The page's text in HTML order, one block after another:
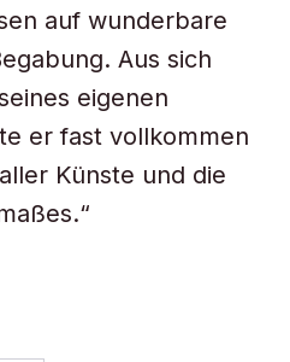
auf wunderbare
Aus sich
eigenen
er fast vollkommen
Künste und die